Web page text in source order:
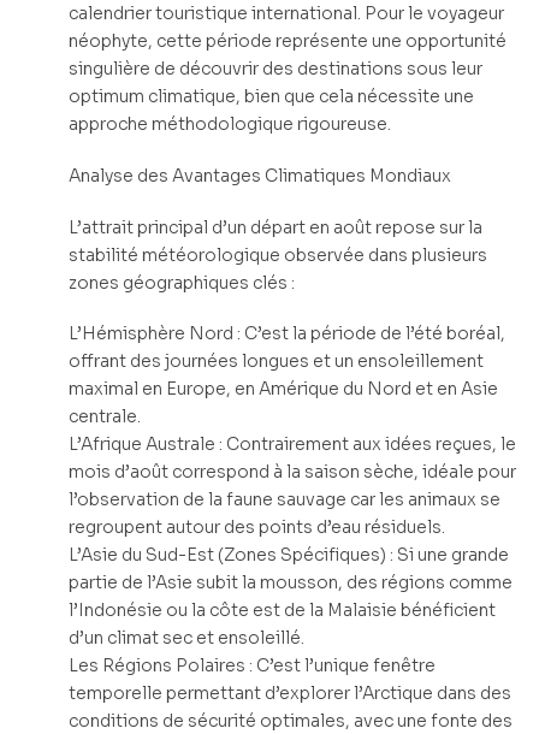
calendrier touristique international. Pour le voyageur
néophyte, cette période représente une opportunité
singulière de découvrir des destinations sous leur
optimum climatique, bien que cela nécessite une
approche méthodologique rigoureuse.
Analyse des Avantages Climatiques Mondiaux
L’attrait principal d’un départ en août repose sur la
stabilité météorologique observée dans plusieurs
zones géographiques clés :
L’Hémisphère Nord : C’est la période de l’été boréal,
offrant des journées longues et un ensoleillement
maximal en Europe, en Amérique du Nord et en Asie
centrale.
L’Afrique Australe : Contrairement aux idées reçues, le
mois d’août correspond à la saison sèche, idéale pour
l’observation de la faune sauvage car les animaux se
regroupent autour des points d’eau résiduels.
L’Asie du Sud-Est (Zones Spécifiques) : Si une grande
partie de l’Asie subit la mousson, des régions comme
l’Indonésie ou la côte est de la Malaisie bénéficient
d’un climat sec et ensoleillé.
Les Régions Polaires : C’est l’unique fenêtre
temporelle permettant d’explorer l’Arctique dans des
conditions de sécurité optimales, avec une fonte des